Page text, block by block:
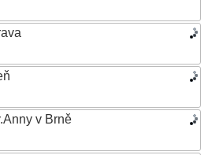
v Brně